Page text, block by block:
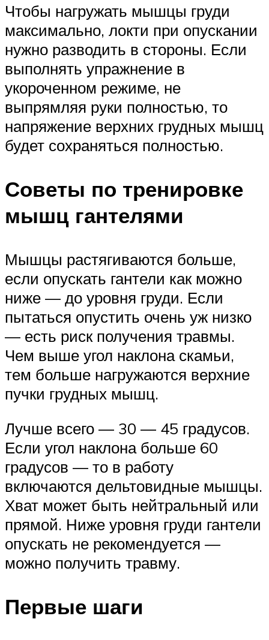
Чтобы нагружать мышцы груди
максимально, локти при опускании
нужно разводить в стороны. Если
выполнять упражнение в
укороченном режиме, не
выпрямляя руки полностью, то
напряжение верхних грудных мышц
будет сохраняться полностью.
Советы по тренировке
мышц гантелями
Мышцы растягиваются больше,
если опускать гантели как можно
ниже — до уровня груди. Если
пытаться опустить очень уж низко
— есть риск получения травмы.
Чем выше угол наклона скамьи,
тем больше нагружаются верхние
пучки грудных мышц.
Лучше всего — 30 — 45 градусов.
Если угол наклона больше 60
градусов — то в работу
включаются дельтовидные мышцы.
Хват может быть нейтральный или
прямой. Ниже уровня груди гантели
опускать не рекомендуется —
можно получить травму.
Первые шаги